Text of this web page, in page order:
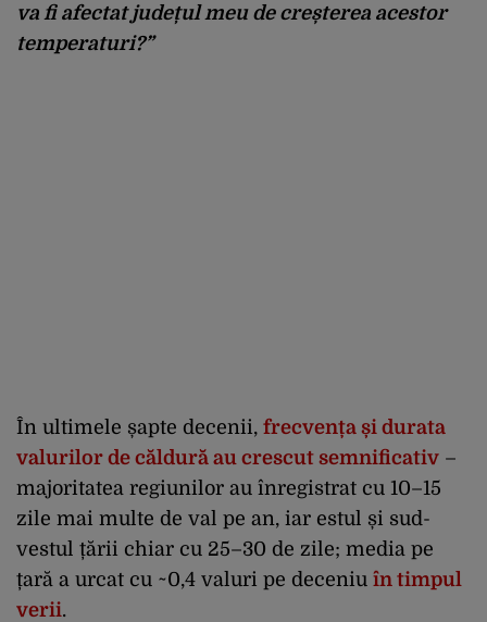
va fi afectat județul meu de creșterea acestor
temperaturi?”
În ultimele șapte decenii, frecvența și durata
valurilor de căldură au crescut semnificativ –
majoritatea regiunilor au înregistrat cu 10–15
zile mai multe de val pe an, iar estul și sud-
vestul țării chiar cu 25–30 de zile; media pe
țară a urcat cu ~0,4 valuri pe deceniu în timpul
verii.